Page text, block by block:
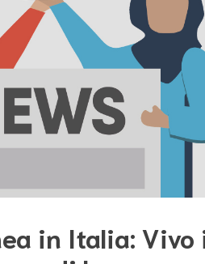
gente e
uno di
in Italia: